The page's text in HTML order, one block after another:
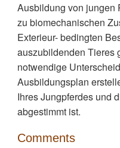
Ausbildung von jungen
zu biomechanischen
Exterieur- bedingten
auszubildenden Tieres
notwendige
Ausbildungsplan
Ihres Jungpferdes und
abgestimmt ist.
Comments